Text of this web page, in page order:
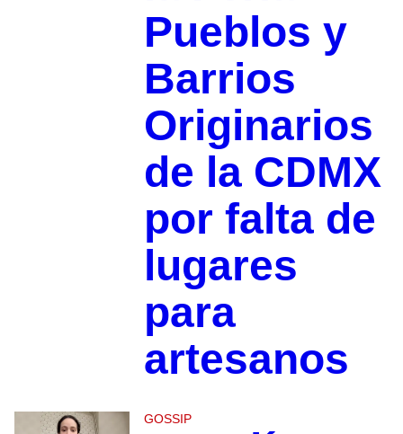
Pueblos y
Barrios
Originarios
de la CDMX
por falta de
lugares
para
artesanos
GOSSIP